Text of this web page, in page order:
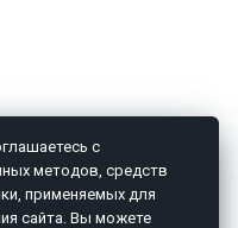
с
методов, средств
применяемых для
сайта. Вы можете